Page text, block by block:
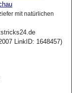
mit natürlichen
LinkID: 1648457)